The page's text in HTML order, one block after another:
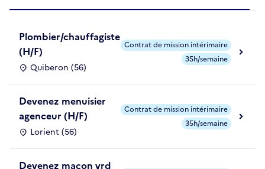
Plombier/chauffagiste
(H/F)
Quiberon (56)
Contrat de mission intérimaire
35h/semaine
Devenez menuisier
agenceur (H/F)
Lorient (56)
Contrat de mission intérimaire
35h/semaine
Devenez maçon vrd